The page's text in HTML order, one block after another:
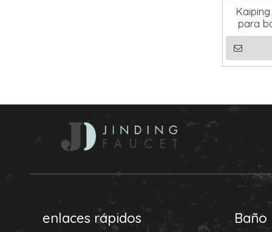
para
negro,
enlaces rápidos Baño